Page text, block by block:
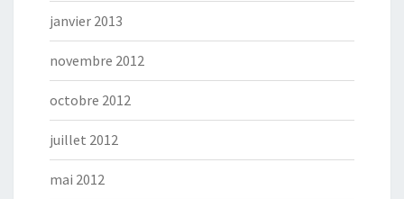
janvier 2013
novembre 2012
octobre 2012
juillet 2012
mai 2012